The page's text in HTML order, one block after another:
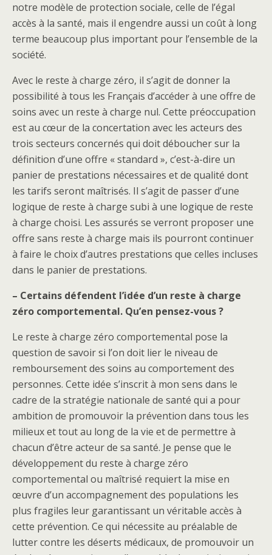
notre modèle de protection sociale, celle de l’égal
accès à la santé, mais il engendre aussi un coût à long
terme beaucoup plus important pour l’ensemble de la
société.
Avec le reste à charge zéro, il s’agit de donner la
possibilité à tous les Français d’accéder à une offre de
soins avec un reste à charge nul. Cette préoccupation
est au cœur de la concertation avec les acteurs des
trois secteurs concernés qui doit déboucher sur la
définition d’une offre « standard », c’est-à-dire un
panier de prestations nécessaires et de qualité dont
les tarifs seront maîtrisés. Il s’agit de passer d’une
logique de reste à charge subi à une logique de reste
à charge choisi. Les assurés se verront proposer une
offre sans reste à charge mais ils pourront continuer
à faire le choix d’autres prestations que celles incluses
dans le panier de prestations.
– Certains défendent l’idée d’un reste à charge
zéro comportemental. Qu’en pensez-vous ?
Le reste à charge zéro comportemental pose la
question de savoir si l’on doit lier le niveau de
remboursement des soins au comportement des
personnes. Cette idée s’inscrit à mon sens dans le
cadre de la stratégie nationale de santé qui a pour
ambition de promouvoir la prévention dans tous les
milieux et tout au long de la vie et de permettre à
chacun d’être acteur de sa santé. Je pense que le
développement du reste à charge zéro
comportemental ou maîtrisé requiert la mise en
œuvre d’un accompagnement des populations les
plus fragiles leur garantissant un véritable accès à
cette prévention. Ce qui nécessite au préalable de
lutter contre les déserts médicaux, de promouvoir un